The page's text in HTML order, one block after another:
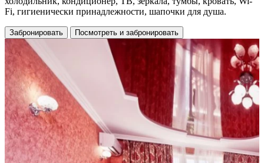
Fi, гигиенически принадлежности, шапочки для душа.
Забронировать Посмотреть и забронировать